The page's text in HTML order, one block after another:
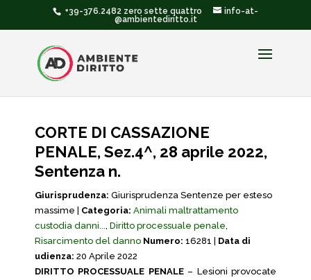
+39-376.2482 zero sette quattro
info-at-
@ambientediritto.it
CORTE DI CASSAZIONE
PENALE, Sez.4^, 28 aprile 2022,
Sentenza n.
Giurisprudenza: Giurisprudenza Sentenze per esteso
massime | Categoria: Animali maltrattamento
custodia danni..., Diritto processuale penale,
Risarcimento del danno Numero: 16281 | Data di
udienza: 20 Aprile 2022
DIRITTO PROCESSUALE PENALE– Lesioni provocate